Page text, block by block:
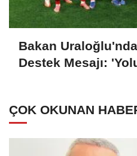
Bakan
Destek Mesajı:
ÇOK OKUNAN